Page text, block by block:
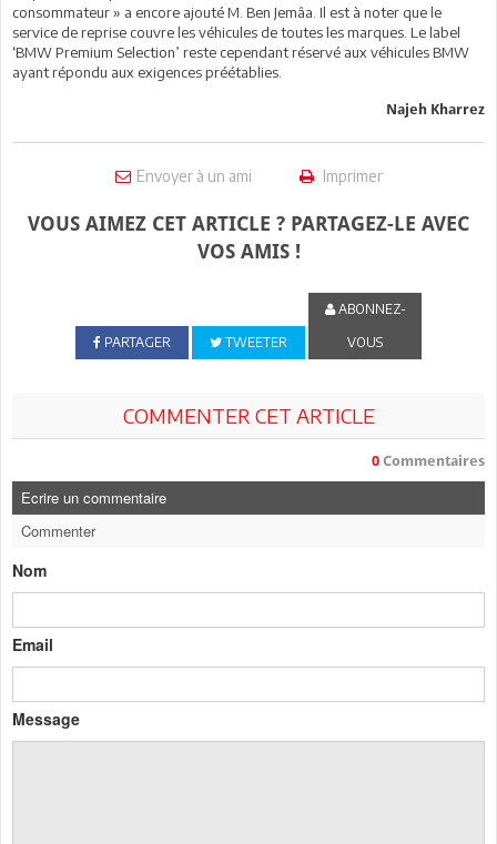
consommateur » a encore ajouté M. Ben Jemâa. Il est à noter que le
service de reprise couvre les véhicules de toutes les marques. Le label
‘BMW Premium Selection’ reste cependant réservé aux véhicules BMW
ayant répondu aux exigences préétablies.
Najeh Kharrez
Envoyer à un ami Imprimer
VOUS AIMEZ CET ARTICLE ? PARTAGEZ-LE AVEC
VOS AMIS !
PARTAGER TWEETER
ABONNEZ-
VOUS
COMMENTER CET ARTICLE
0 Commentaires
Ecrire un commentaire
Commenter
Nom
Email
Message